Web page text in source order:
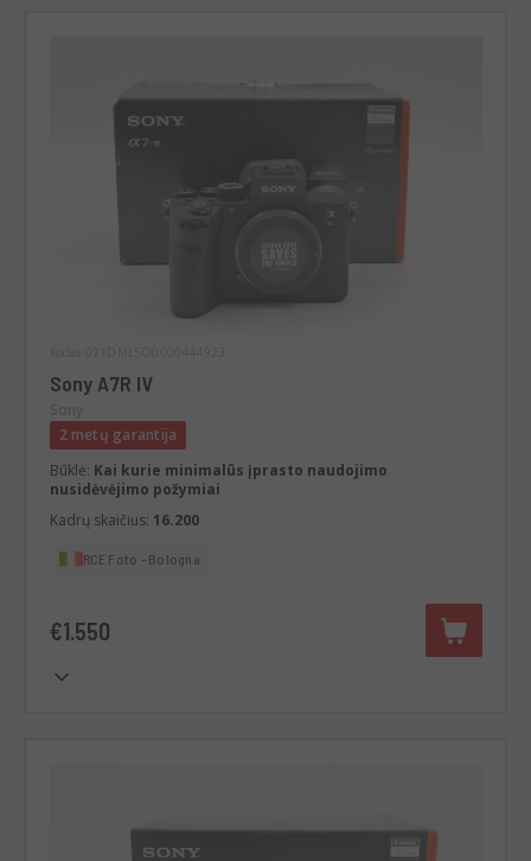
Sony A7R IV
2 metų garantija
Būklė: Kai kurie minimalūs įprasto naudojimo
nusidėvėjimo požymiai
Kadrų skaičius: 16.200
RCE Foto - Bologna
€1.550